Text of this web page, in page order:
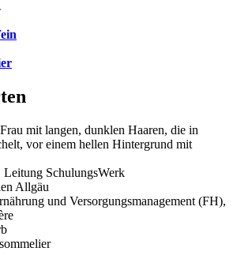
Leitung SchulungsWerk
Allgäu
und Versorgungsmanagement (FH),